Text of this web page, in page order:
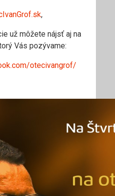
,
už môžete nájsť aj na
Vás pozývame:
otecivangrof/